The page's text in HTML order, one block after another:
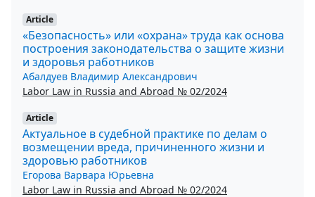
Article
«Безопасность» или «охрана» труда как основа
построения законодательства о защите жизни
и здоровья работников
Абалдуев Владимир Александрович
Labor Law in Russia and Abroad № 02/2024
Article
Актуальное в судебной практике по делам о
возмещении вреда, причиненного жизни и
здоровью работников
Егорова Варвара Юрьевна
Labor Law in Russia and Abroad № 02/2024